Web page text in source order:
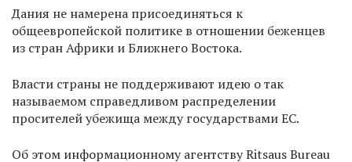
Дания не намерена присоединяться к
общеевропейской политике в отношении беженцев
из стран Африки и Ближнего Востока.
Власти страны не поддерживают идею о так
называемом справедливом распределении
просителей убежища между государствами ЕС.
Об этом информационному агентству Ritsaus Bureau